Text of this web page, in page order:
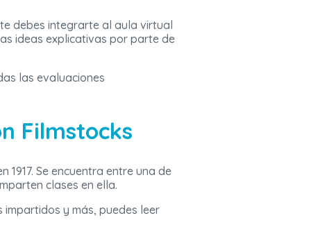
debes integrarte al aula virtual
ideas explicativas por parte de
las evaluaciones
Filmstocks
1917. Se encuentra entre una de
clases en ella.
y más, puedes leer